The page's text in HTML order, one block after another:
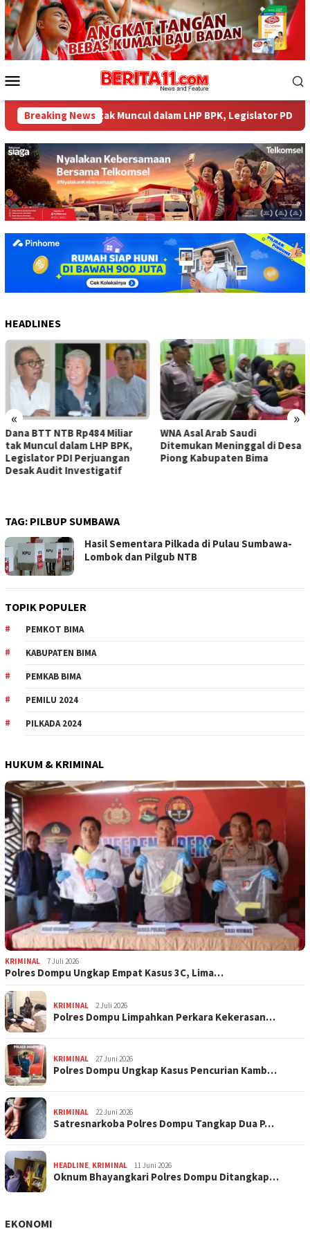
Loncat
ke
konten
Mobile
Breaking News
Miliar tak Muncul dalam LHP BPK, Legislator PDI
HEADLINES
« »
WNA Asal Arab Saudi
Ditemukan Meninggal di Desa
Piong Kabupaten Bima
Sejumlah Pekerja Dapur MBG
di Kabupaten Bima Dilaporkan
Positif Hepatitis, Puskesmas
TAG: PILBUP SUMBAWA
Hasil Sementara Pilkada di Pulau Sumbawa-
Lombok dan Pilgub NTB
TOPIK POPULER
PEMKOT BIMA
KABUPATEN BIMA
PEMKAB BIMA
PEMILU 2024
PILKADA 2024
HUKUM & KRIMINAL
KRIMINAL 7 Juli 2026
Polres Dompu Ungkap Empat Kasus 3C, Lima…
KRIMINAL 2 Juli 2026
Polres Dompu Limpahkan Perkara Kekerasan…
KRIMINAL 27 Juni 2026
Polres Dompu Ungkap Kasus Pencurian Kamb…
KRIMINAL 22 Juni 2026
Satresnarkoba Polres Dompu Tangkap Dua P…
HEADLINE, KRIMINAL 11 Juni 2026
Oknum Bhayangkari Polres Dompu Ditangkap…
EKONOMI